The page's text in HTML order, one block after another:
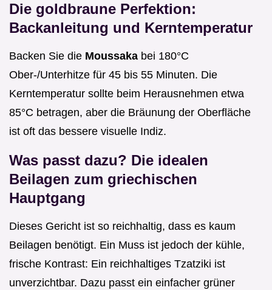
Die goldbraune Perfektion:
Backanleitung und Kerntemperatur
Backen Sie die Moussaka bei 180°C
Ober-/Unterhitze für 45 bis 55 Minuten. Die
Kerntemperatur sollte beim Herausnehmen etwa
85°C betragen, aber die Bräunung der Oberfläche
ist oft das bessere visuelle Indiz.
Was passt dazu? Die idealen
Beilagen zum griechischen
Hauptgang
Dieses Gericht ist so reichhaltig, dass es kaum
Beilagen benötigt. Ein Muss ist jedoch der kühle,
frische Kontrast: Ein reichhaltiges Tzatziki ist
unverzichtbar. Dazu passt ein einfacher grüner